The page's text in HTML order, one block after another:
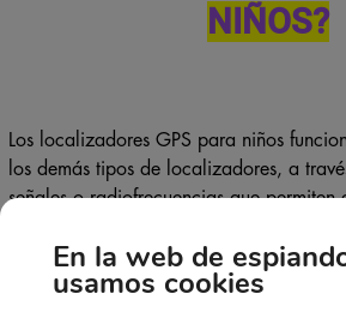
NIÑOS?
Los localizadores GPS para niños
los demás tipos de localizadores, a
señales o radiofrecuencias que permiten
pequeños.En la web de
usamos cookies